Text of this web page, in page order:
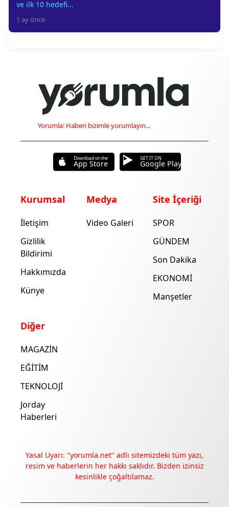
Deneyimini iyileştirmek ve içeriğimizi geliştirmek için çerezler
ve ilk 10 hedefi...
1 ay önce
Yorumla: Haberi bizimle yorumlayın...
Download on the
App Store
GET IT ON
Google Play
Kurumsal
İletişim
Gizlilik
Bildirimi
Hakkımızda
Künye
Medya
Video Galeri
Site İçeriği
SPOR
GÜNDEM
Son Dakika
EKONOMİ
Manşetler
Diğer
MAGAZİN
EĞİTİM
TEKNOLOJİ
Jorday
Haberleri
Yasal Uyarı: "yorumla.net" adlı sitemizdeki tüm yazı,
resim ve haberlerin her hakkı saklıdır. Bizden izinsiz
kesinlikle çoğaltılamaz.